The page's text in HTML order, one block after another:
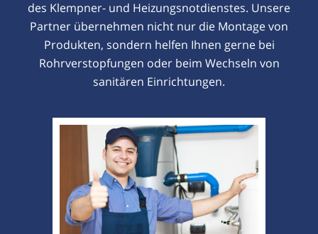
des Klempner- und Heizungsnotdienstes. Unsere
Partner übernehmen nicht nur die Montage von
Produkten, sondern helfen Ihnen gerne bei
Rohrverstopfungen oder beim Wechseln von
sanitären Einrichtungen.